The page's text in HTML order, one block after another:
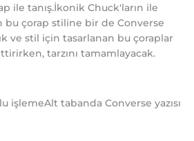
ile tanış.İkonik Chuck'ların ile
bu çorap stiline bir de Converse
ve stil için tasarlanan bu çoraplar
tarzını tamamlayacak.
işlemeAlt tabanda Converse yazısı